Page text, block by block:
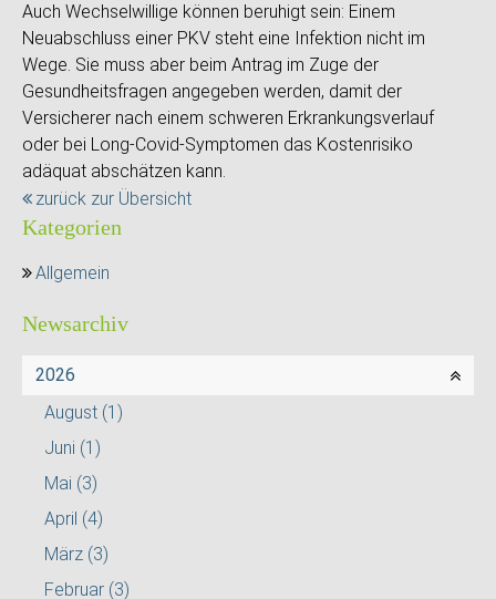
Auch Wechselwillige können beruhigt sein: Einem
Neuabschluss einer PKV steht eine Infektion nicht im
Wege. Sie muss aber beim Antrag im Zuge der
Gesundheitsfragen angegeben werden, damit der
Versicherer nach einem schweren Erkrankungsverlauf
oder bei Long-Covid-Symptomen das Kostenrisiko
adäquat abschätzen kann.
zurück zur Übersicht
Kategorien
Allgemein
Newsarchiv
2026
August (1)
Juni (1)
Mai (3)
April (4)
März (3)
Februar (3)